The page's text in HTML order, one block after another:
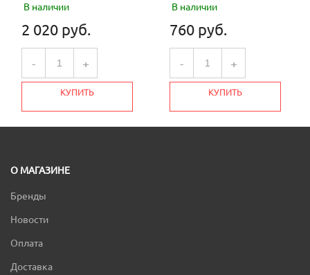
В наличии
2 020 руб.
- +
КУПИТЬ
В наличии
760 руб.
- +
КУПИТЬ
О МАГАЗИНЕ
Бренды
Новости
Оплата
Доставка